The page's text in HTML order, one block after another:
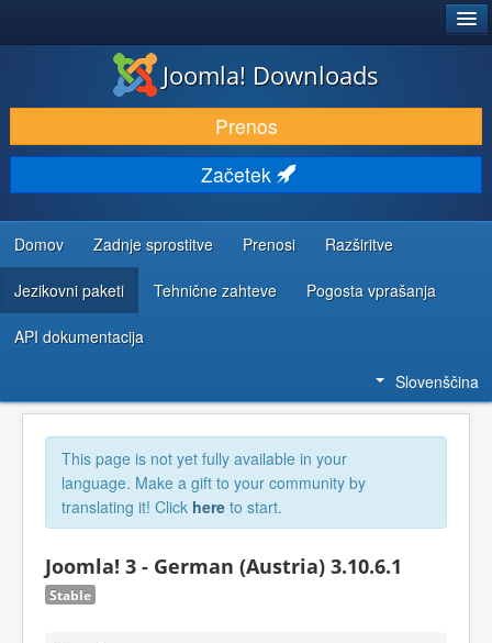
PRENESI IN RAZŠIRI
ODKRIJTE & IZVEJTE
SKUPNOST IN PODPORA
VIRI ZA RAZVIJALCE
Joomla! Downloads
Prenos
Začetek
Domov Zadnje sprostitve Prenosi Razširitve
Jezikovni paketi Tehnične zahteve Pogosta vprašanja
API dokumentacija
Slovenščina
This page is not yet fully available in your
language. Make a gift to your community by
translating it! Click here to start.
Joomla! 3 - German (Austria) 3.10.6.1
Stable